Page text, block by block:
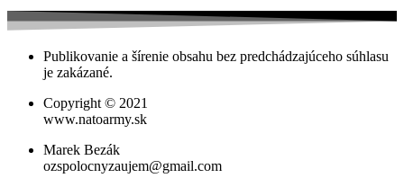
Publikovanie a šírenie obsahu bez predchádzajúceho súhlasu
je zakázané.
Copyright © 2021
www.natoarmy.sk
Marek Bezák
ozspolocnyzaujem@gmail.com